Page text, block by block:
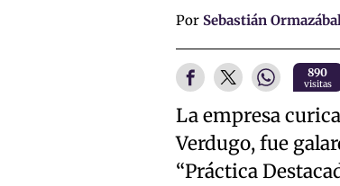
Por Sebastián Ormazábal
890
visitas
La empresa
Verdugo, fue
“Práctica